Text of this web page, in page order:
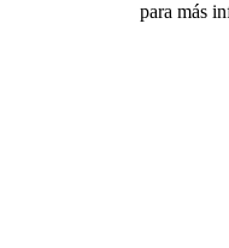
para más